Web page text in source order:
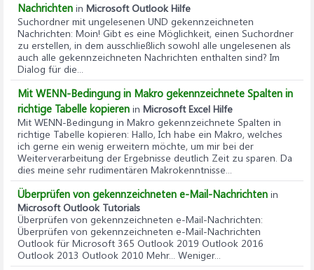
Nachrichten in Microsoft Outlook Hilfe
Suchordner mit ungelesenen UND gekennzeichneten
Nachrichten: Moin! Gibt es eine Möglichkeit, einen Suchordner
zu erstellen, in dem ausschließlich sowohl alle ungelesenen als
auch alle gekennzeichneten Nachrichten enthalten sind? Im
Dialog für die...
Mit WENN-Bedingung in Makro gekennzeichnete Spalten in
richtige Tabelle kopieren in Microsoft Excel Hilfe
Mit WENN-Bedingung in Makro gekennzeichnete Spalten in
richtige Tabelle kopieren: Hallo, Ich habe ein Makro, welches
ich gerne ein wenig erweitern möchte, um mir bei der
Weiterverarbeitung der Ergebnisse deutlich Zeit zu sparen. Da
dies meine sehr rudimentären Makrokenntnisse...
Überprüfen von gekennzeichneten e-Mail-Nachrichten in
Microsoft Outlook Tutorials
Überprüfen von gekennzeichneten e-Mail-Nachrichten:
Überprüfen von gekennzeichneten e-Mail-Nachrichten
Outlook für Microsoft 365 Outlook 2019 Outlook 2016
Outlook 2013 Outlook 2010 Mehr... Weniger...